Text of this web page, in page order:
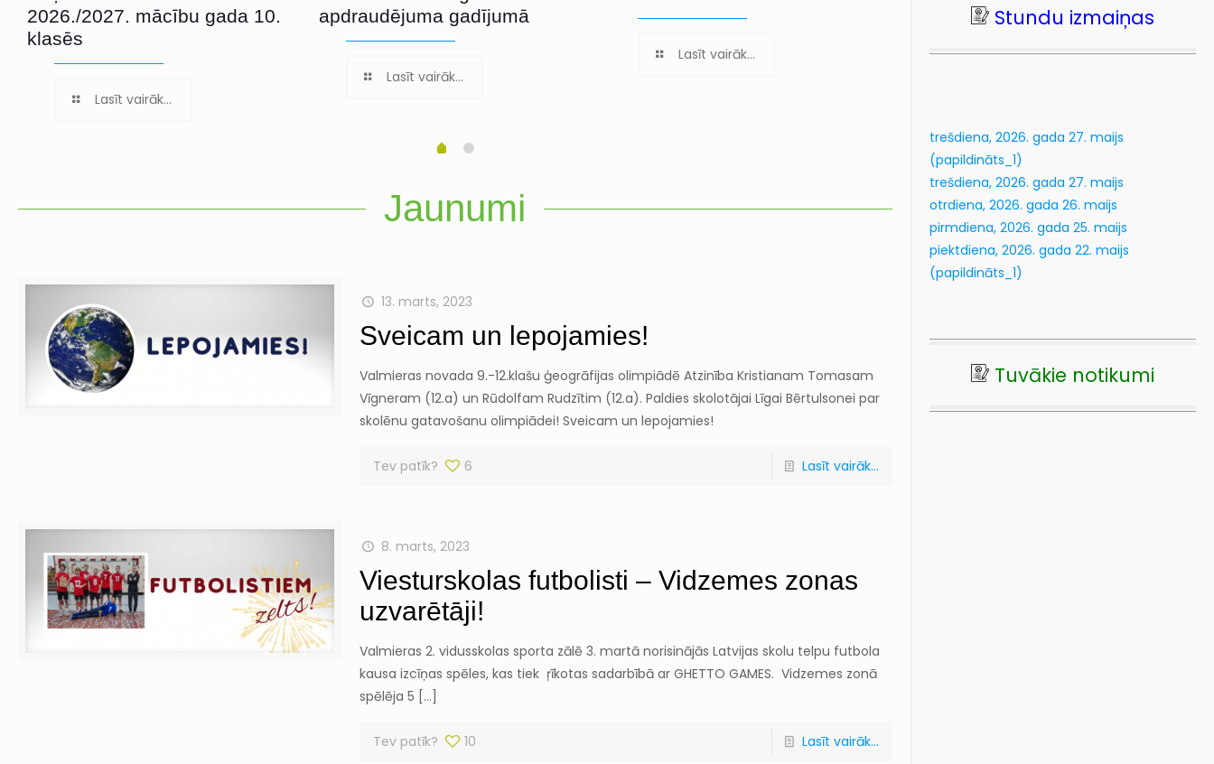
2026./2027. mācību gada 10.
klasēs
Lasīt vairāk...
apdraudējuma gadījumā
Lasīt vairāk...
Lasīt vairāk... Lasīt vairāk...
Jaunumi
13. marts, 2023
Sveicam un lepojamies!
Valmieras novada 9.-12.klašu ģeogrāfijas olimpiādē Atzinība Kristianam Tomasam
Vīgneram (12.a) un Rūdolfam Rudzītim (12.a). Paldies skolotājai Līgai Bērtulsonei par
skolēnu gatavošanu olimpiādei! Sveicam un lepojamies!
Tev patīk? 6 Lasīt vairāk...
8. marts, 2023
Viesturskolas futbolisti – Vidzemes zonas
uzvarētāji!
Valmieras 2. vidusskolas sporta zālē 3. martā norisinājās Latvijas skolu telpu futbola
kausa izcīņas spēles, kas tiek ŗīkotas sadarbībā ar GHETTO GAMES. Vidzemes zonā
spēlēja 5 […]
Tev patīk? 10 Lasīt vairāk...
Stundu izmaiņas
trešdiena, 2026. gada 27. maijs
(papildināts_1)
trešdiena, 2026. gada 27. maijs
otrdiena, 2026. gada 26. maijs
pirmdiena, 2026. gada 25. maijs
piektdiena, 2026. gada 22. maijs
(papildināts_1)
Tuvākie notikumi